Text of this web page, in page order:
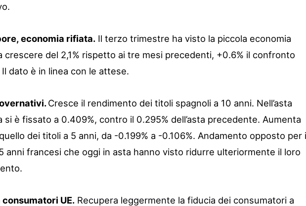
economia rifiata. Il terzo trimestre ha visto la piccola economia
crescere del 2,1% rispetto ai tre mesi precedenti, +0.6% il confronto
Il dato è in linea con le attese.
Cresce il rendimento dei titoli spagnoli a 10 anni. Nell’asta
si è fissato a 0.409%, contro il 0.295% dell’asta precedente. Aumenta
dei titoli a 5 anni, da -0.199% a -0.106%. Andamento opposto per i
anni francesi che oggi in asta hanno visto ridurre ulteriormente il loro
consumatori UE. Recupera leggermente la fiducia dei consumatori a